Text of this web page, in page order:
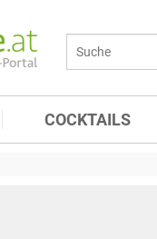
COCKTAILS